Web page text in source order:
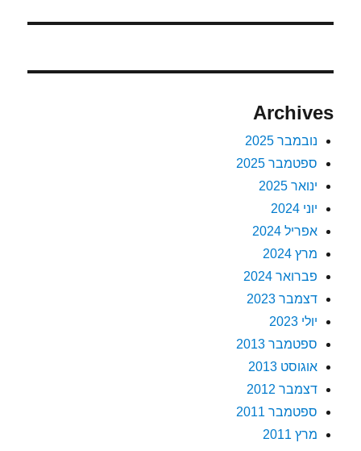
Archives
נובמבר 2025
ספטמבר 2025
ינואר 2025
יוני 2024
אפריל 2024
מרץ 2024
פברואר 2024
דצמבר 2023
יולי 2023
ספטמבר 2013
אוגוסט 2013
דצמבר 2012
ספטמבר 2011
מרץ 2011